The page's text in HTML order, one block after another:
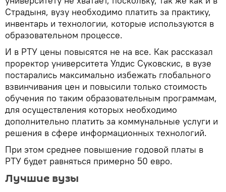
Страдыня, вузу необходимо платить за практику,
инвентарь и технологии, которые используются в
образовательном процессе.
И в РТУ цены повысятся не на все. Как рассказал
проректор университета Улдис Суковскис, в вузе
постарались максимально избежать глобального
взвинчивания цен и повысили только стоимость
обучения по таким образовательным программам,
для осуществления которых необходимо
дополнительно платить за коммунальные услуги и
решения в сфере информационных технологий.
При этом среднее повышение годовой платы в
РТУ будет равняться примерно 50 евро.
Лучшие вузы